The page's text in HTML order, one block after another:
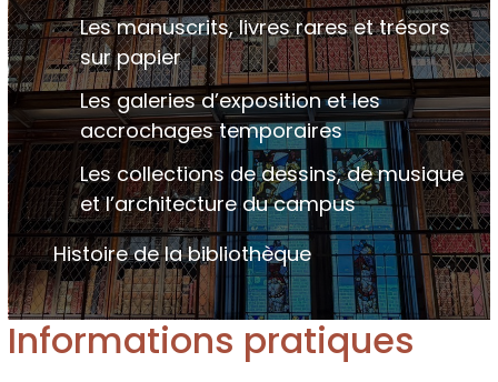
Les manuscrits, livres rares et trésors
sur papier
Les galeries d’exposition et les
accrochages temporaires
Les collections de dessins, de musique
et l’architecture du campus
Histoire de la bibliothèque
Informations pratiques